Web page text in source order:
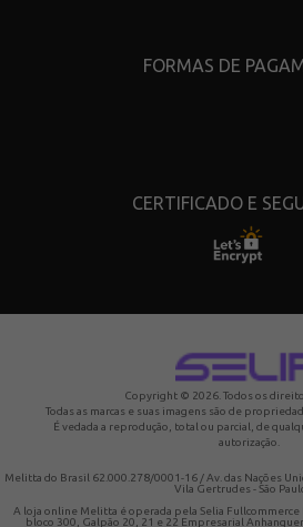
FORMAS DE
CERTIFICADO E
Copyright © 2026. Todos os
Todas as marcas e suas imagens são de
É vedada a reprodução, total ou parcial, de
autorização.
Melitta do Brasil 62.000.278/0001-16 / Av. das Nações
Vila Gertrudes - São
A loja online Melitta é operada pela Selia Fullcommerce
bloco 300, Galpão 20, 21 e 22 Empresarial